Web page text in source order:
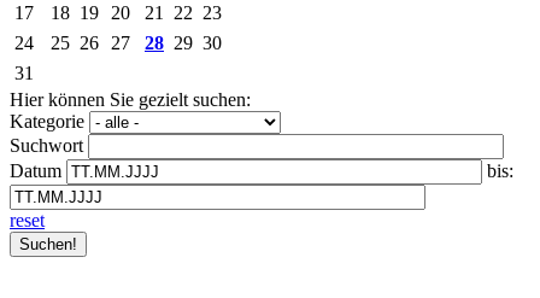
17
18 19 20 21 22 23
24
25 26 27 28 29 30
31
Hier können Sie gezielt suchen:
Kategorie
Suchwort
Datum
bis:
reset